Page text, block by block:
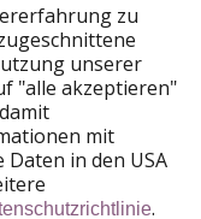
Group
zu
unserer
"alle akzeptieren"
mit
in den USA
.